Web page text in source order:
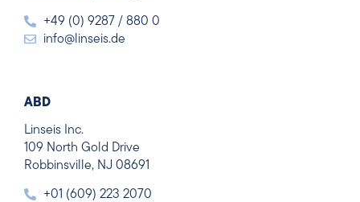
+49 (0) 9287 / 880 0
info@linseis.de
ABD
Linseis Inc.
109 North Gold Drive
Robbinsville, NJ 08691
+01 (609) 223 2070